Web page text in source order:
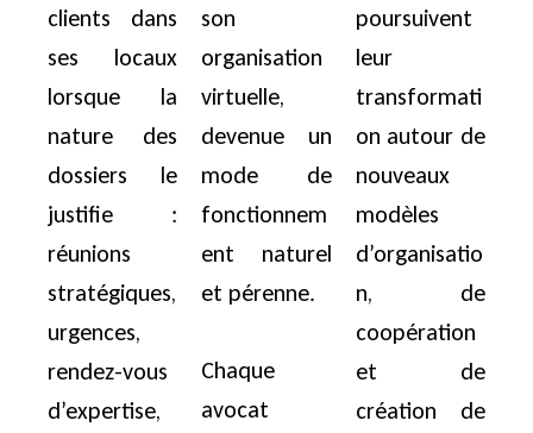
clients dans
ses locaux
lorsque la
nature des
dossiers le
justifie :
réunions
stratégiques,
urgences,
rendez-vous
d’expertise,
son
organisation
virtuelle,
devenue un
mode de
fonctionnem
ent naturel
et pérenne.
Chaque
avocat
poursuivent
leur
transformati
on autour de
nouveaux
modèles
d’organisatio
n, de
coopération
et de
création de